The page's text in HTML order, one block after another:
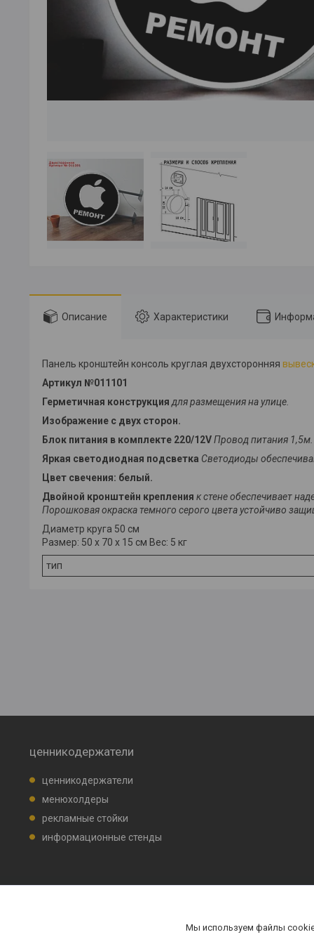
Описание Характеристики
Панель кронштейн консоль круглая двухсторонняя
Артикул №011101
Герметичная конструкция для размещения на улице.
Изображение с двух сторон.
Блок питания в комплекте 220/12VПровод питания 1,5м.
Яркая светодиодная подсветка Светодиоды
Цвет свечения: белый.
Двойной кронштейн крепления к стене обеспечивает
Порошковая окраска темного серого цвета устойчиво
Диаметр круга 50 см
Размер: 50 х 70 х 15 см Вес: 5 кг
тип
ценникодержатели
ценникодержатели
менюхолдеры
рекламные стойки
информационные стенды
Мы используем файлы